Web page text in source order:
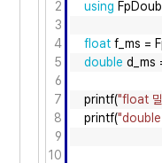
2
3
4
5
6
7
8
9
10
using
float f_ms =
double d_ms
printf("float
printf("double